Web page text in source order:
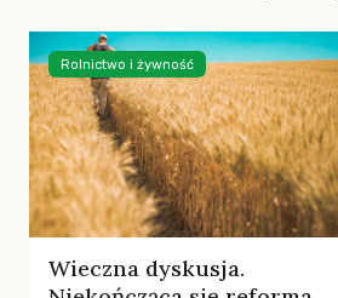
Wieczna dyskusja.
Rolnictwo i żywność